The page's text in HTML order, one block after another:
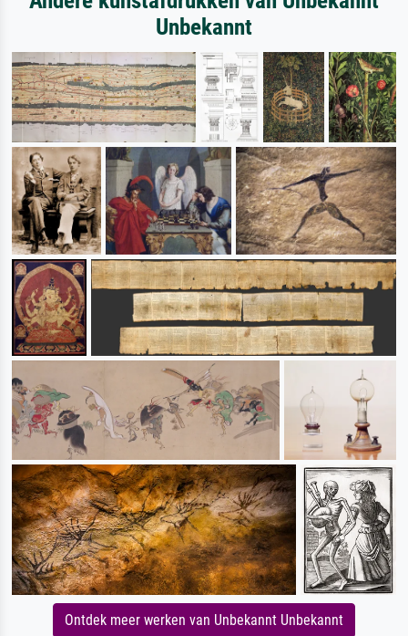
Unbekannt
Ontdek meer werken van Unbekannt Unbekannt